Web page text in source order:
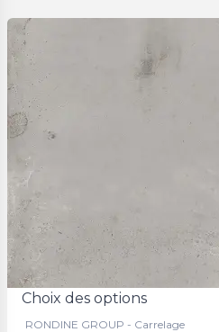
Choix des options
RONDINE GROUP - Carrelage